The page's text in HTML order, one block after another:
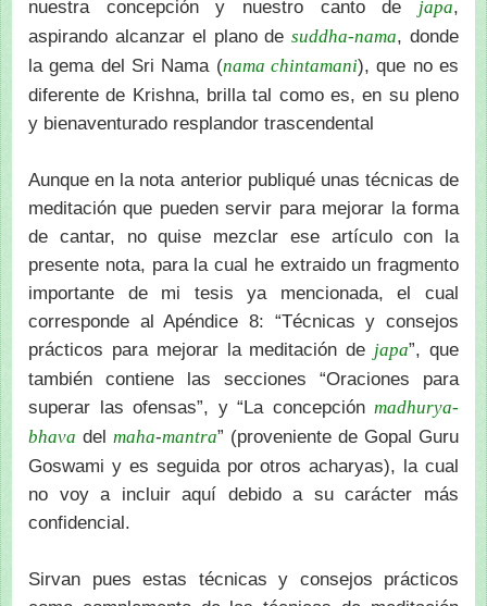
nuestra concepción y nuestro canto de japa,
aspirando alcanzar el plano desuddha-nama, donde
la gema del Sri Nama (nama chintamani), que no es
diferente de Krishna, brilla tal como es, en su pleno
y bienaventurado resplandor trascendental
Aunque en la nota anterior publiqué unas técnicas de
meditación que pueden servir para mejorar la forma
de cantar, no quise mezclar ese artículo con la
presente nota, para la cual he extraido un fragmento
importante de mi tesis ya mencionada, el cual
corresponde al Apéndice 8: “Técnicas y consejos
prácticos para mejorar la meditación de japa”, que
también contiene las secciones “Oraciones para
superar las ofensas”, y “La concepción madhurya-
bhava del maha-mantra” (proveniente de Gopal Guru
Goswami y es seguida por otros acharyas), la cual
no voy a incluir aquí debido a su carácter más
confidencial.
Sirvan pues estas técnicas y consejos prácticos